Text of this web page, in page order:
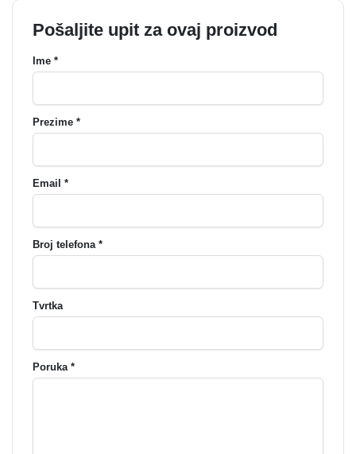
Pošaljite upit za ovaj proizvod
Ime *
Prezime *
Email *
Broj telefona *
Tvrtka
Poruka *